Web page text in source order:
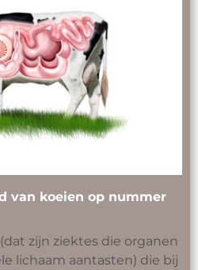
van koeien op nummer
zijn ziektes die organen
lichaam aantasten) die bij